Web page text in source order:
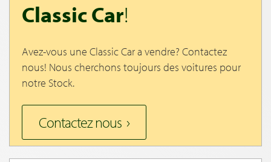
Classic Car!
Avez-vous une Classic Car a vendre? Contactez
nous! Nous cherchons toujours des voitures pour
notre Stock.
Contactez nous